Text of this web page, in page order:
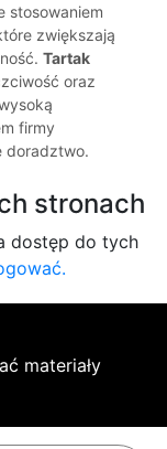
stosowaniem
zwiększają
Tartak
oraz
firmy
doradztwo.
stronach
dostęp do tych
materiały